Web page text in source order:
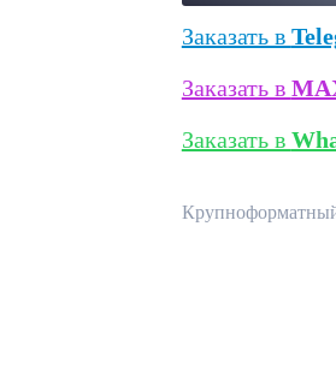
Заказать в
Заказать в
Заказать в
Крупноформатный